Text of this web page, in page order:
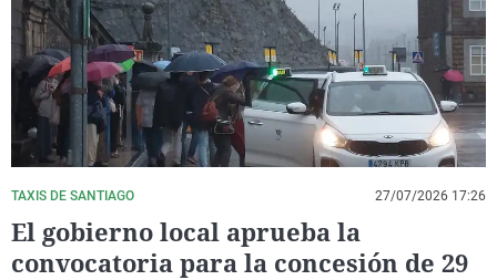
La rosa de los vientos
Gente viajera
Como el perro y el
Caso
Retornados
Equipo de
Operación Viuda
Extremadura
Galicia
La Rioja
Navarra
País Vasco
Virales
Televisión
Elecciones
TAXIS DE SANTIAGO 27/07/2026 17:26
El gobierno local aprueba la
convocatoria para la concesión de 29